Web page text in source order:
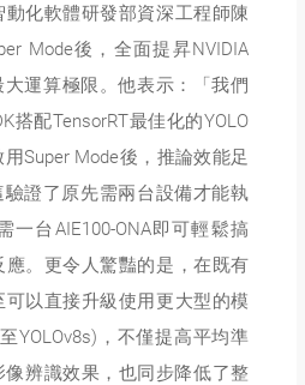
化軟體研發部資深工程師陳
Mode後，全面提昇NVIDIA
大運算極限。他表示：「我們
搭配TensorRT最佳化的YOLO
Super Mode後，推論效能足
證了原先需兩台設備才能執
一台AIE100-ONA即可輕鬆搞
應。更令人驚豔的是，在既有
以直接升級使用更大型的模
YOLOv8s)，不僅提高平均準
像辨識效果，也同步降低了整